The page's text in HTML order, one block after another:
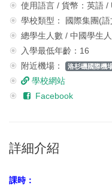
使用語言 / 貨幣：英語 /
學校類型： 國際集團(語
總學生人數 / 中國學生
入學最低年齡：16
附近機場：
洛杉磯國際機
學校網站
Facebook
詳細介紹
課時：